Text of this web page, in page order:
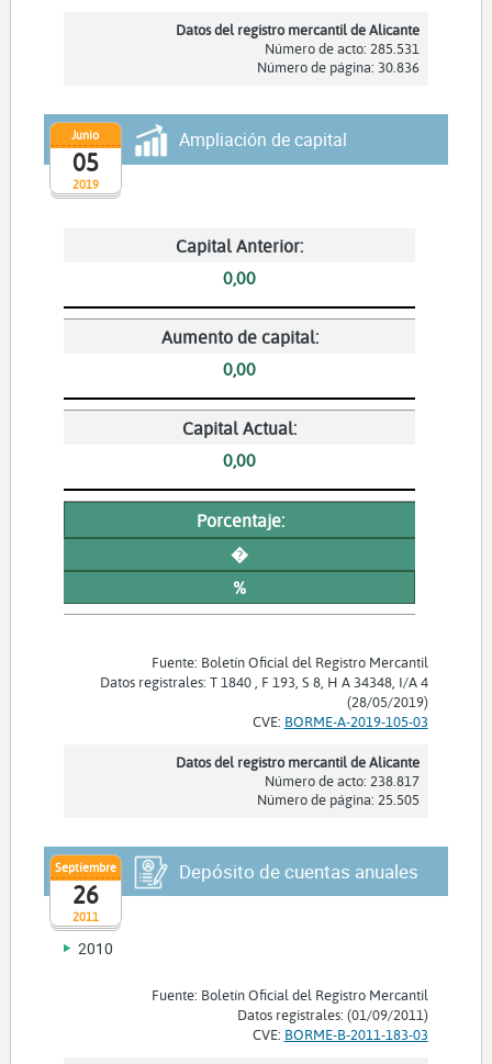
Datos del registro mercantil de Alicante
Número de acto: 285.531
Número de página: 30.836
2019
Junio
05
Ampliación de capital
Capital Anterior:
0,00
Aumento de capital:
0,00
Capital Actual:
0,00
Porcentaje:
�
%
Fuente: Boletín Oficial del Registro Mercantil
Datos registrales: T 1840 , F 193, S 8, H A 34348, I/A 4
(28/05/2019)
CVE: BORME-A-2019-105-03
Datos del registro mercantil de Alicante
Número de acto: 238.817
Número de página: 25.505
2011
Septiembre
26
Depósito de cuentas anuales
2010
Fuente: Boletín Oficial del Registro Mercantil
Datos registrales: (01/09/2011)
CVE: BORME-B-2011-183-03